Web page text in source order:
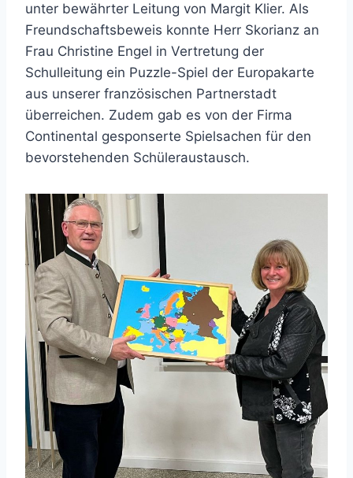
unter bewährter Leitung von Margit Klier. Als
Freundschaftsbeweis konnte Herr Skorianz an
Frau Christine Engel in Vertretung der
Schulleitung ein Puzzle-Spiel der Europakarte
aus unserer französischen Partnerstadt
überreichen. Zudem gab es von der Firma
Continental gesponserte Spielsachen für den
bevorstehenden Schüleraustausch.